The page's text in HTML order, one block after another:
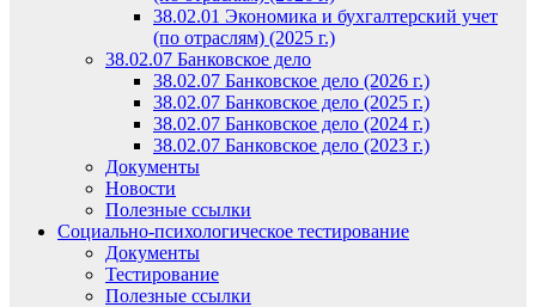
38.02.01 Экономика и бухгалтерский учет
(по отраслям) (2025 г.)
38.02.07 Банковское дело
38.02.07 Банковское дело (2026 г.)
38.02.07 Банковское дело (2025 г.)
38.02.07 Банковское дело (2024 г.)
38.02.07 Банковское дело (2023 г.)
Документы
Новости
Полезные ссылки
Социально-психологическое тестирование
Документы
Тестирование
Полезные ссылки